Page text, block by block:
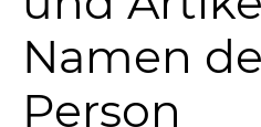
Namen
Person